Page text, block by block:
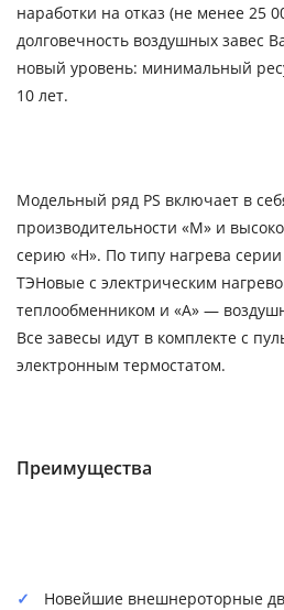
наработки на отказ (не менее 25
долговечность воздушных завес
новый уровень: минимальный
10 лет.
Модельный ряд PS включает в
производительности «M» и
серию «H». По типу нагрева
ТЭНовые с электрическим
теплообменником и «А» —
Все завесы идут в комплекте с
электронным термостатом.
Преимущества
Новейшие внешнероторные